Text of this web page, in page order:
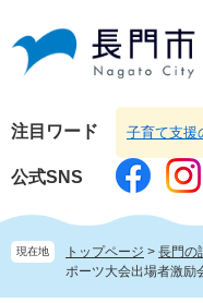
頭
す。
飛
し
本
文
へ
注目ワード 子育て支援
公式SNS
現在地 トップページ > 長門の
ポーツ大会出場者激励